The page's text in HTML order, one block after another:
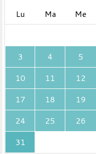
Lu
Ma Me
3
4 5
10
11 12
17
18 19
24
25 26
31